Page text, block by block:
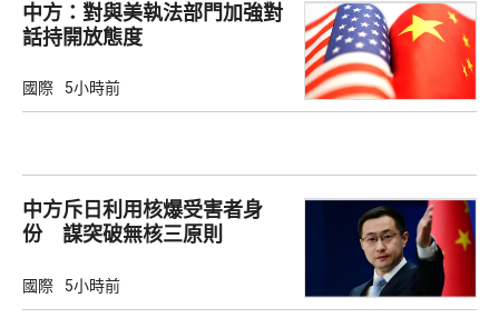
中方：對與美執法部門加強對
話持開放態度
國際 5小時前
中方斥日利用核爆受害者身
份 謀突破無核三原則
國際 5小時前